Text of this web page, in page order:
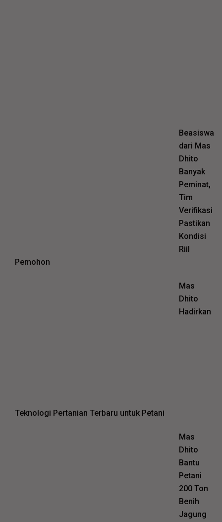
Beasiswa
dari Mas
Dhito
Banyak
Peminat,
Tim
Verifikasi
Pastikan
Kondisi
Riil
Pemohon
Mas
Dhito
Hadirkan
Teknologi Pertanian Terbaru untuk Petani
Mas
Dhito
Bantu
Petani
200 Ton
Benih
Jagung